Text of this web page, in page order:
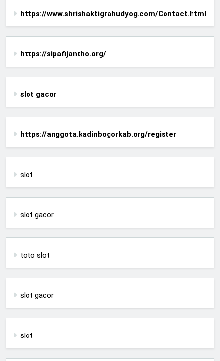
https://www.shrishaktigrahudyog.com/Contact.html
https://sipafijantho.org/
slot gacor
https://anggota.kadinbogorkab.org/register
slot
slot gacor
toto slot
slot gacor
slot